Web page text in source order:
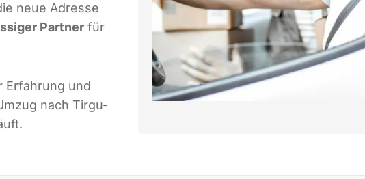
neue Adresse
Partner für
Erfahrung und
nach Tirgu-